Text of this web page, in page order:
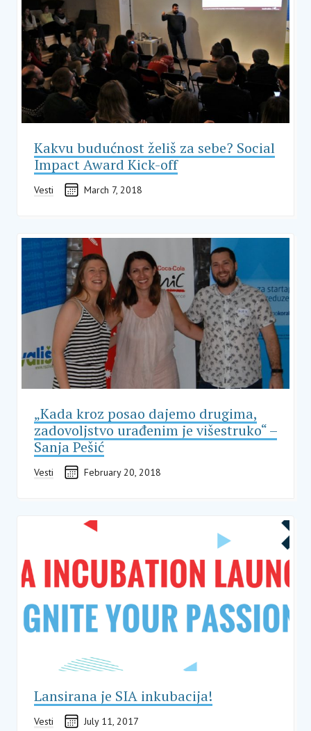
Kakvu budućnost želiš za sebe? Social
Impact Award Kick-off
Vesti March 7, 2018
„Kada kroz posao dajemo drugima,
zadovoljstvo urađenim je višestruko“ –
Sanja Pešić
Vesti February 20, 2018
Lansirana je SIA inkubacija!
Vesti July 11, 2017